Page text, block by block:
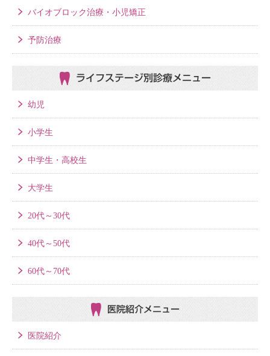
バイオブロック治療・小児矯正
予防治療
ライフステージ別 診療メニュー
幼児
小学生
中学生・高校生
大学生
20代～30代
40代～50代
60代～70代
医院紹介メニュー
医院紹介